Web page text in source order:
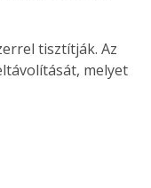
tisztítják. Az
melyet